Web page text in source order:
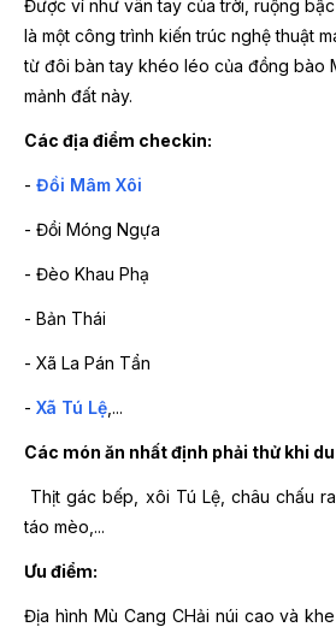
Được ví như vân tay của trời, ruộng
là một công trình kiến trúc nghệ thuật
từ đôi bàn tay khéo léo của đồng bào
mảnh đất này.
Các địa điểm checkin:
- Đồi Mâm Xôi
- Đồi Móng Ngựa
- Đèo Khau Phạ
- Bản Thái
- Xã La Pán Tẩn
- Xã Tú Lệ ,...
Các món ăn nhất định phải thử khi
Thịt gác bếp, xôi Tú Lệ, châu chấu
táo mèo,...
Ưu điểm:
Địa hình Mù Cang CHải núi cao và